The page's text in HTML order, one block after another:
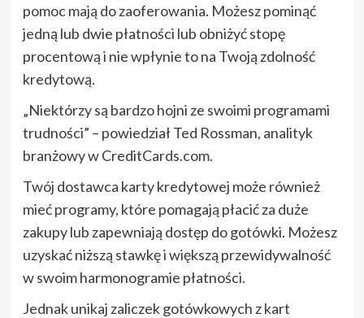
pomoc mają do zaoferowania. Możesz pominąć
jedną lub dwie płatności lub obniżyć stopę
procentową i nie wpłynie to na Twoją zdolność
kredytową.
„Niektórzy są bardzo hojni ze swoimi programami
trudności” – powiedział Ted Rossman, analityk
branżowy w CreditCards.com.
Twój dostawca karty kredytowej może również
mieć programy, które pomagają płacić za duże
zakupy lub zapewniają dostęp do gotówki. Możesz
uzyskać niższą stawkę i większą przewidywalność
w swoim harmonogramie płatności.
Jednak unikaj zaliczek gotówkowych z kart